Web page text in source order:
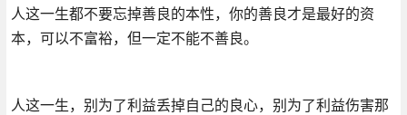
人这一生都不要忘掉善良的本性，你的善良才是最好的资
本，可以不富裕，但一定不能不善良。
人这一生，别为了利益丢掉自己的良心，别为了利益伤害那